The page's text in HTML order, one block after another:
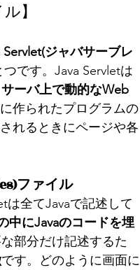
】
Servlet(ジャバサーブレ
です。Java Servletは
サーバ上で動的なWeb
作られたプログラムの
れるときにページや各
ファイル
は全てJavaで記述して
中にJavaのコードを埋
部分だけ記述するた
です。どのように画面に